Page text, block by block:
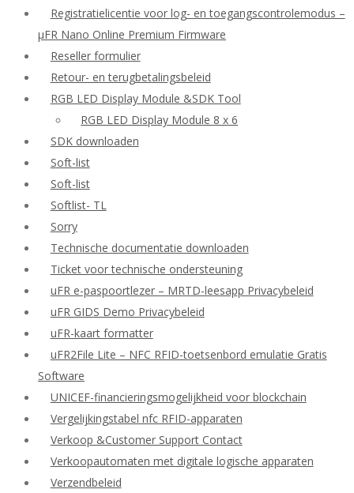
Registratielicentie voor log- en toegangscontrolemodus –
μFR Nano Online Premium Firmware
Reseller formulier
Retour- en terugbetalingsbeleid
RGB LED Display Module &SDK Tool
RGB LED Display Module 8 x 6
SDK downloaden
Soft-list
Soft-list
Softlist- TL
Sorry
Technische documentatie downloaden
Ticket voor technische ondersteuning
uFR e-paspoortlezer – MRTD-leesapp Privacybeleid
uFR GIDS Demo Privacybeleid
uFR-kaart formatter
uFR2File Lite – NFC RFID-toetsenbord emulatie Gratis
Software
UNICEF-financieringsmogelijkheid voor blockchain
Vergelijkingstabel nfc RFID-apparaten
Verkoop &Customer Support Contact
Verkoopautomaten met digitale logische apparaten
Verzendbeleid